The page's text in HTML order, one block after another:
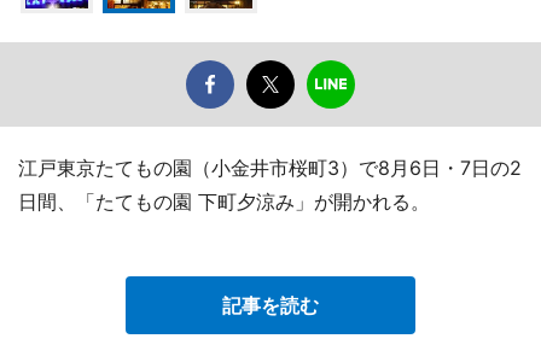
江戸東京たてもの園（小金井市桜町3）で8月6日・7日の2
日間、「たてもの園 下町夕涼み」が開かれる。
記事を読む